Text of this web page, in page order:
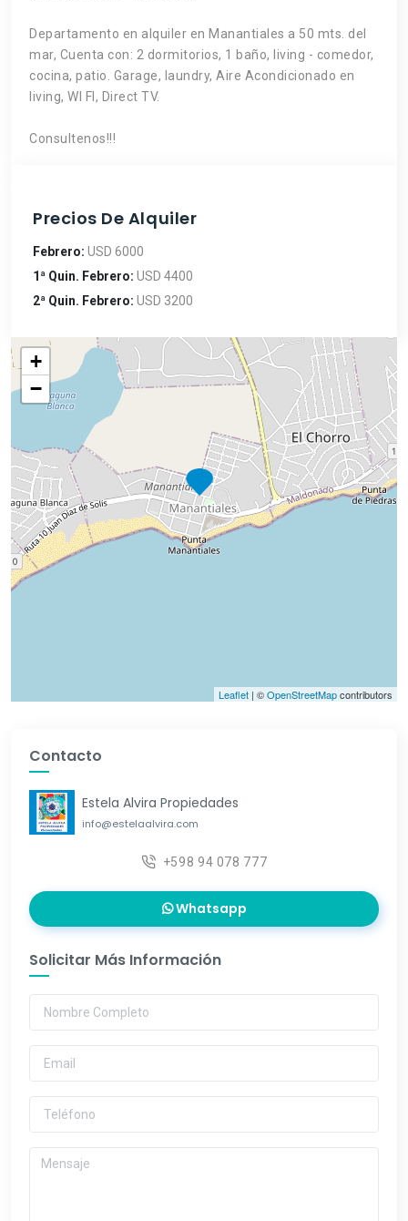
Departamento en alquiler en Manantiales a 50 mts. del
mar, Cuenta con: 2 dormitorios, 1 baño, living - comedor,
cocina, patio. Garage, laundry, Aire Acondicionado en
living, WI FI, Direct TV.
Consultenos!!!
Precios De Alquiler
Febrero: USD 6000
1ª Quin. Febrero: USD 4400
2ª Quin. Febrero: USD 3200
+
−
Leaflet | ©OpenStreetMapcontributors
Contacto
Estela Alvira Propiedades
info@estelaalvira.com
+598 94 078 777
Whatsapp
Solicitar Más Información